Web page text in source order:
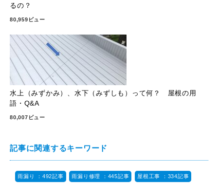
るの？
80,959ビュー
水上（みずかみ）、水下（みずしも）って何？ 屋根の用
語・Q&A
80,007ビュー
記事に関連するキーワード
雨漏り ：492記事 雨漏り修理 ：445記事 屋根工事 ：334記事